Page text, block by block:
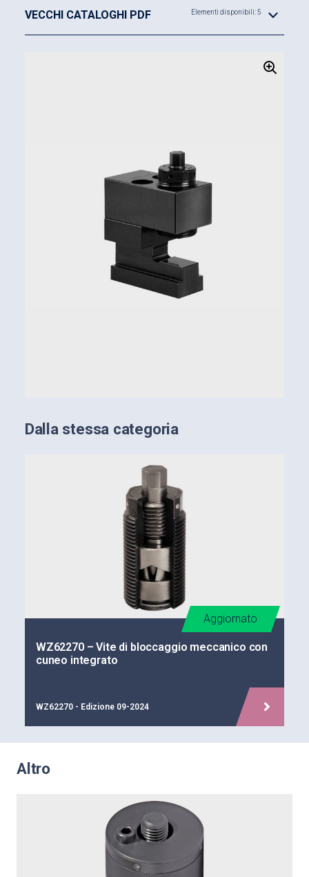
Dalla stessa categoria
WZ62270 – Vite di bloccaggio meccanico con
cuneo integrato
Aggiornato
WZ62270 - Edizione 09-2024
Possibilità di ampie corse di bloccaggio
VECCHI CATALOGHI PDF Elementi disponibili: 5
Altro